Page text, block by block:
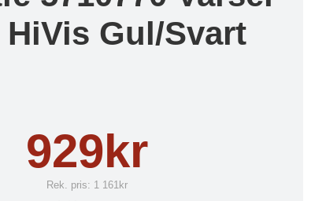
Gul/Svart
929kr
Rek. pris: 1 161kr